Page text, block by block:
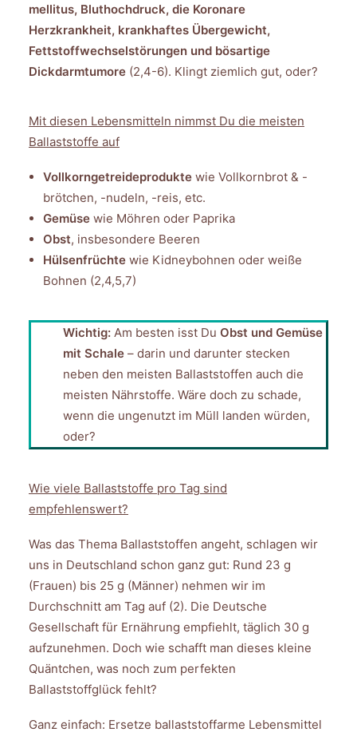
mellitus, Bluthochdruck, die Koronare
Herzkrankheit, krankhaftes Übergewicht,
Fettstoffwechselstörungen und bösartige
Dickdarmtumore (2,4-6). Klingt ziemlich gut, oder?
Mit diesen Lebensmitteln nimmst Du die meisten
Ballaststoffe auf
Vollkorngetreideprodukte wie Vollkornbrot & -
brötchen, -nudeln, -reis, etc.
Gemüse wie Möhren oder Paprika
Obst, insbesondere Beeren
Hülsenfrüchte wie Kidneybohnen oder weiße
Bohnen (2,4,5,7)
Wichtig: Am besten isst Du Obst und Gemüse
mit Schale – darin und darunter stecken
neben den meisten Ballaststoffen auch die
meisten Nährstoffe. Wäre doch zu schade,
wenn die ungenutzt im Müll landen würden,
oder?
Wie viele Ballaststoffe pro Tag sind
empfehlenswert?
Was das Thema Ballaststoffen angeht, schlagen wir
uns in Deutschland schon ganz gut: Rund 23 g
(Frauen) bis 25 g (Männer) nehmen wir im
Durchschnitt am Tag auf (2). Die Deutsche
Gesellschaft für Ernährung empfiehlt, täglich 30 g
aufzunehmen. Doch wie schafft man dieses kleine
Quäntchen, was noch zum perfekten
Ballaststoffglück fehlt?
Ganz einfach: Ersetze ballaststoffarme Lebensmittel